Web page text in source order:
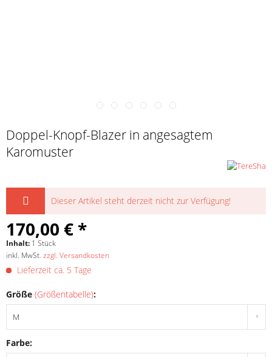
Doppel-Knopf-Blazer in angesagtem
Karomuster
Dieser Artikel steht derzeit nicht zur Verfügung!
170,00 € *
Inhalt: 1 Stück
inkl. MwSt. zzgl. Versandkosten
Lieferzeit ca. 5 Tage
Größe (Größentabelle):
Farbe: